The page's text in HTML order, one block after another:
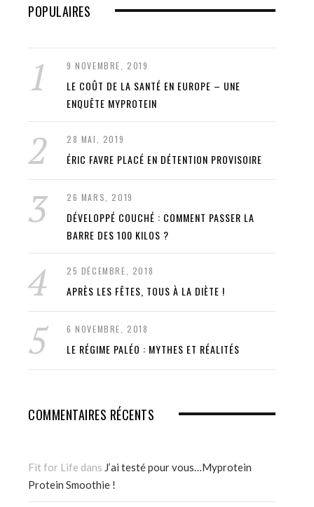
POPULAIRES
9 NOVEMBRE, 2019
LE COÛT DE LA SANTÉ EN EUROPE – UNE
ENQUÊTE MYPROTEIN
28 MAI, 2019
ÉRIC FAVRE PLACÉ EN DÉTENTION PROVISOIRE
26 MARS, 2019
DÉVELOPPÉ COUCHÉ : COMMENT PASSER LA
BARRE DES 100 KILOS ?
25 DÉCEMBRE, 2018
APRÈS LES FÊTES, TOUS À LA DIÈTE !
6 NOVEMBRE, 2018
LE RÉGIME PALÉO : MYTHES ET RÉALITÉS
COMMENTAIRES RÉCENTS
Fit for Life dans J’ai testé pour vous…Myprotein
Protein Smoothie !